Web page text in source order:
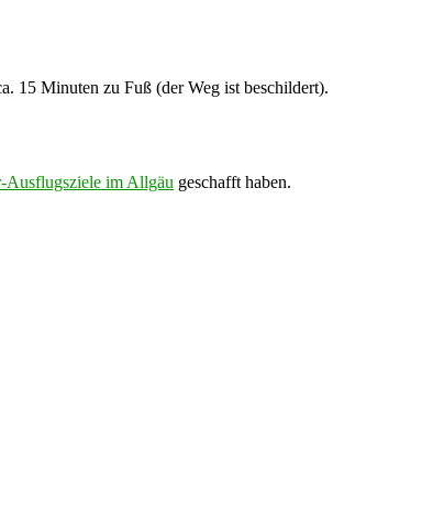
15 Minuten zu Fuß (der Weg ist beschildert).
Ausflugsziele im Allgäu geschafft haben.